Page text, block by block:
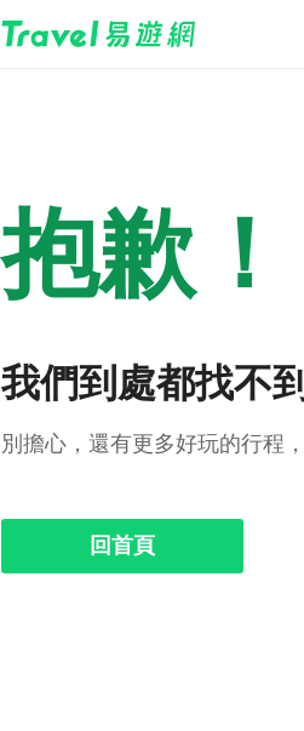
抱歉！
我們到處都找不
別擔心，還有更多好玩的行程
回首頁